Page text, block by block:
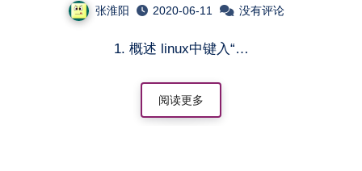
张淮阳 2020-06-11 没有评论
1. 概述 linux中键入“…
阅读更多